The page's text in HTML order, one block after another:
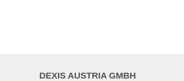
DEXIS AUSTRIA GMBH